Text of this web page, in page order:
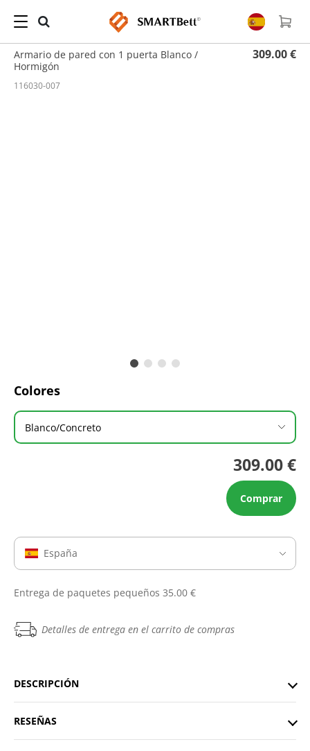
Hogar Armario de Pared / Armario de pared con 1 puerta Blanco / Hormigón
Armario de pared con 1 puerta Blanco /
Hormigón
309.00 €
116030-007
309.00 €
Comprar
Colores
Blanco/Concreto
España
Entrega de paquetes pequeños 35.00 €
Detalles de entrega en el carrito de compras
DESCRIPCIÓN
RESEÑAS